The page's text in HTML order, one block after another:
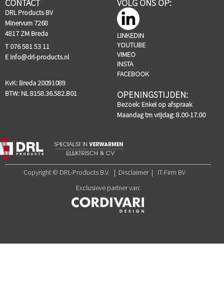
CONTACT
DRL Products BV
Minervum 7268
4817 ZM Breda
T 076 581 53 11
E info@drl-products.nl
KvK: Breda 20091089
BTW: NL 8158.36.582.B01
VOLG ONS OP:
LINKEDIN
YOUTUBE
VIMEO
INSTA
FACEBOOK
OPENINGSTIJDEN:
Bezoek: Enkel op afspraak
Maandag tm vrijdag: 8.00-17.00
Copyright © DRL-Products B.V. | Disclaimer | IT-Firm BV
Exclusieve partner van: